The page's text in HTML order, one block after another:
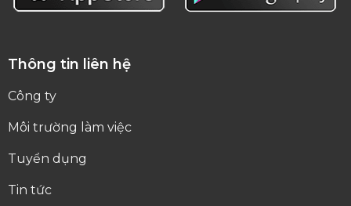
Thông tin liên hệ
Công ty
Môi trường làm việc
Tuyển dụng
Tin tức